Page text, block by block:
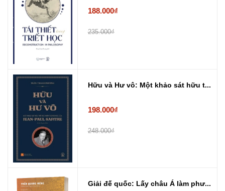
188.000₫
235.000₫
Hữu và Hư vô: Một khảo sát hữu t...
198.000₫
248.000₫
Giải đế quốc: Lấy châu Á làm phư...